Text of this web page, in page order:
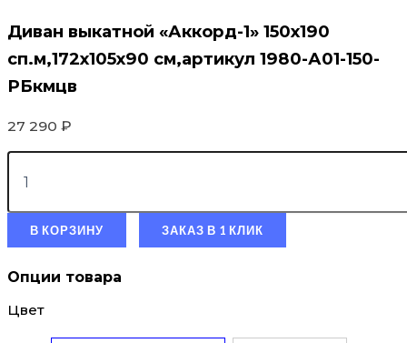
Диван выкатной «Аккорд-1» 150х190
сп.м,172х105х90 см,артикул 1980-А01-150-
РБкмцв
27 290 ₽
В КОРЗИНУ ЗАКАЗ В 1 КЛИК
Опции товара
Цвет